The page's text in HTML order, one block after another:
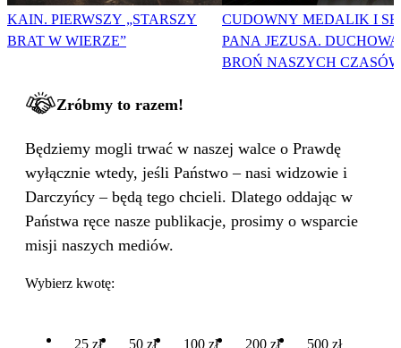
KAIN. PIERWSZY „STARSZY
BRAT W WIERZE”
CUDOWNY MEDALIK I
PANA JEZUSA. DUCHOWA
BROŃ NASZYCH
Zróbmy to razem!
Będziemy mogli trwać w naszej walce o Prawdę
wyłącznie wtedy, jeśli Państwo – nasi widzowie i
Darczyńcy – będą tego chcieli. Dlatego oddając w
Państwa ręce nasze publikacje, prosimy o wsparcie
misji naszych mediów.
Wybierz kwotę:
25 zł 50 zł 100 zł 200 zł 500 zł